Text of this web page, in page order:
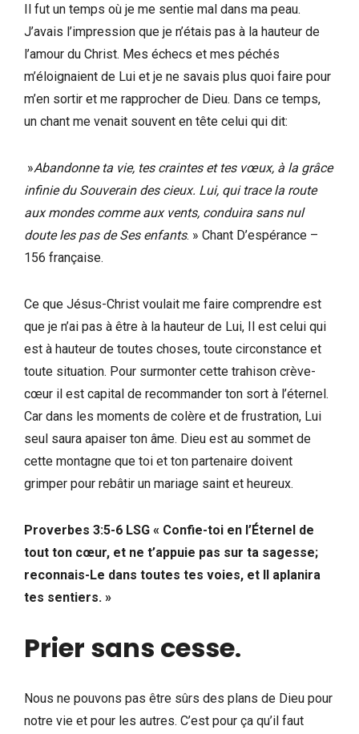
Il fut un temps où je me sentie mal dans ma peau.
J’avais l’impression que je n’étais pas à la hauteur de
l’amour du Christ. Mes échecs et mes péchés
m’éloignaient de Lui et je ne savais plus quoi faire pour
m’en sortir et me rapprocher de Dieu. Dans ce temps,
un chant me venait souvent en tête celui qui dit:
»Abandonne ta vie, tes craintes et tes vœux, à la grâce
infinie du Souverain des cieux. Lui, qui trace la route
aux mondes comme aux vents, conduira sans nul
doute les pas de Ses enfants. » Chant D’espérance –
156 française.
Ce que Jésus-Christ voulait me faire comprendre est
que je n’ai pas à être à la hauteur de Lui, Il est celui qui
est à hauteur de toutes choses, toute circonstance et
toute situation. Pour surmonter cette trahison crève-
cœur il est capital de recommander ton sort à l’éternel.
Car dans les moments de colère et de frustration, Lui
seul saura apaiser ton âme. Dieu est au sommet de
cette montagne que toi et ton partenaire doivent
grimper pour rebâtir un mariage saint et heureux.
Proverbes 3:5-6 LSG « Confie-toi en l’Éternel de
tout ton cœur, et ne t’appuie pas sur ta sagesse;
reconnais-Le dans toutes tes voies, et Il aplanira
tes sentiers. »
Prier sans cesse.
Nous ne pouvons pas être sûrs des plans de Dieu pour
notre vie et pour les autres. C’est pour ça qu’il faut